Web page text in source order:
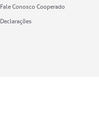
Fale Conosco Cooperado
Declarações